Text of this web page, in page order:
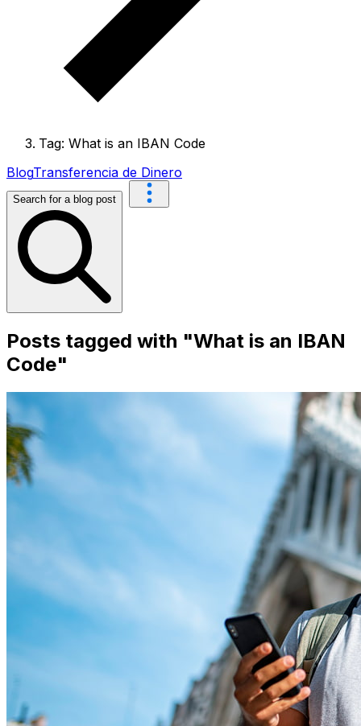
Tag: What is an IBAN Code
BlogTransferencia de Dinero
Search for a blog post
Posts tagged with "What is an IBAN
Code"